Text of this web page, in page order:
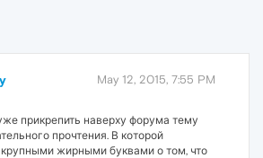
May 12, 2015, 7:55 PM
прикрепить наверху форума тему
прочтения. В которой
крупными жирными буквами о том, что